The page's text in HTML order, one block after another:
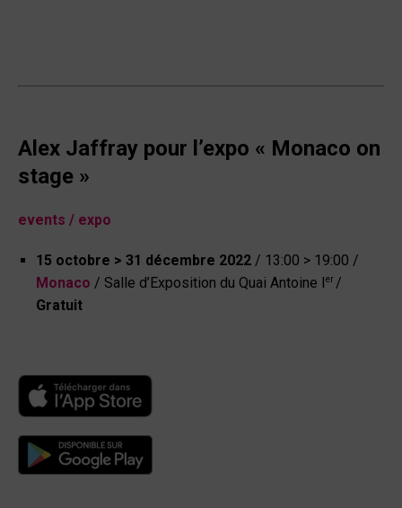
Alex Jaffray pour l’expo « Monaco on
stage »
events / expo
15 octobre > 31 décembre 2022 / 13:00 > 19:00 /
Monaco / Salle d’Exposition du Quai Antoine Ier /
Gratuit